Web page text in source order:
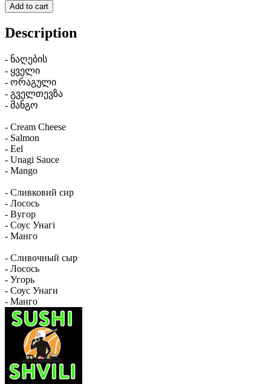
Add to cart
Description
- ნაღების
- ყველი
- ორაგული
- გველთევზა
- მანგო
- Cream Cheese
- Salmon
- Eel
- Unagi Sauce
- Mango
- Сливковий сир
- Лосось
- Вугор
- Соус Унагі
- Манго
- Сливочный сыр
- Лосось
- Угорь
- Соус Унаги
- Манго